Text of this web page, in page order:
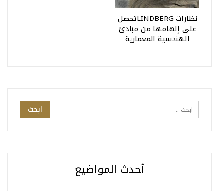
نظارات LINDBERGتحصل
على إلهامها من مبادئ
الهندسية المعمارية
أحدث المواضيع